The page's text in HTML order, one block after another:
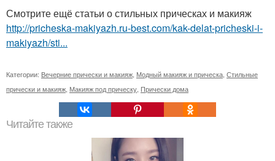
Смотрите ещё статьи о стильных прическах и макияж
http://pricheska-makiyazh.ru-best.com/kak-delat-pricheski-i-
makiyazh/sti...
Категории: Вечерние прически и макияж Модный макияж и прическа Стильные
прически и макияж Макияж под прическу Прически дома
Читайте также